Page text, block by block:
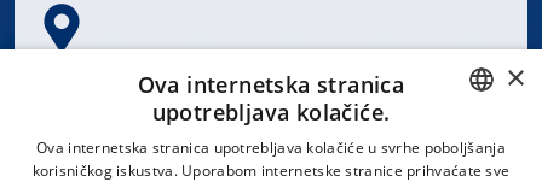
Spinčićeva 1, 21000 Split
CROATIAN
×
Ova internetska stranica
upotrebljava kolačiće.
Ova internetska stranica upotrebljava kolačiće u svrhe poboljšanja
korisničkog iskustva. Uporabom internetske stranice prihvaćate sve